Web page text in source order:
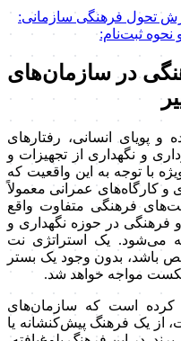
تحول فرهنگی سازمانی:
ثبت‌نام:
در سازمان‌های
پویای انسانی، رفتارهای
و نگهداری از تجهیزات و
با توجه به این واقعیت که
کارگاه‌های عمرانی معمولاً
فرهنگی متفاوت واقع
و فرهنگی در حوزه نگهداری و
می‌شود. یک استراتژی نت
باشد، بدون وجود یک بستر
مواجه خواهد شد.
کرده است که سازمان‌های
از یک فرهنگ پیش‌کنشانه یا